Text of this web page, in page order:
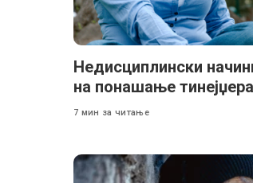
Недисциплински
на понашање тинејџера
7 мин за читање